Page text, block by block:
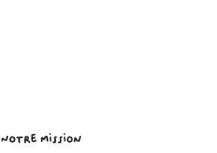
Notre mission